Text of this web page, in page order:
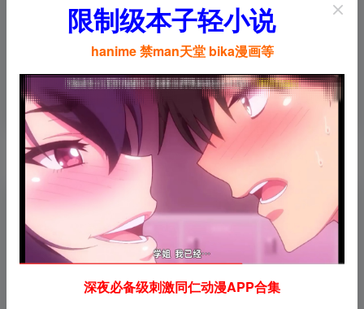
数据评估
图拉丁吧浏览人数已经达到645，如你需要查询该站的相关权重
信息，可以点击"5118数据 Chinaz数据
"进
入；以目前的网站数据参考，建议大家请以爱站数据为准，更
多网站价值评估因素如：图拉丁吧的访问速度、搜索引擎收录
以及索引量、用户体验等；当然要评估一个站的价值，最主要
限制级本子轻小说
hanime 禁man天堂 bika漫画等
深夜必备级刺激同仁动漫APP合集